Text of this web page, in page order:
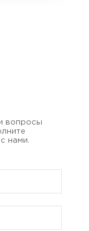
вопросы
нами.